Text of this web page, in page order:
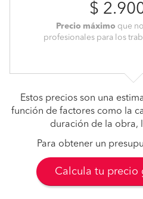
$
Precio máximo que
profesionales para los
Estos precios son una
función de factores como la
duración de la obra,
Para obtener un
Calcula tu precio